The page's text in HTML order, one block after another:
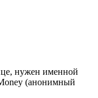
нужен именной
(анонимный